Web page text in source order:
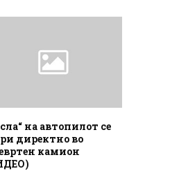
на автопилот се
директно во
камион